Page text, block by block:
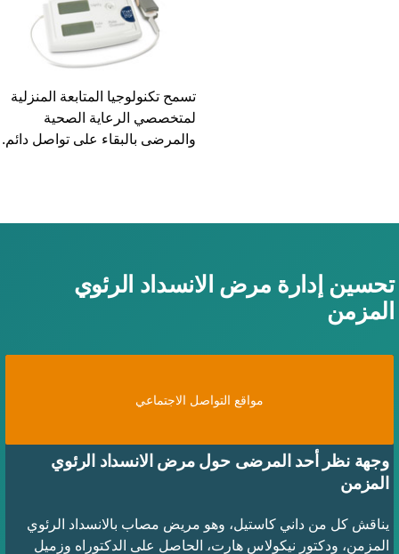
تسمح تكنولوجيا المتابعة المنزلية
لمتخصصي الرعاية الصحية
والمرضى بالبقاء على تواصل دائم.
إدارة مرض الانسداد الرئوي
مواقع التواصل الاجتماعي
وجهة نظر أحد المرضى حول مرض الانسداد الرئوي
المزمن
يناقش كل من داني كاستيل، وهو مريض مصاب بالانسداد الرئوي
المزمن، ودكتور نيكولاس هارت، الحاصل على الدكتوراه وزميل